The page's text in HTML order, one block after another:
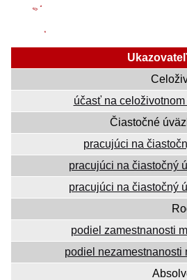
Ukazovateľ
účasť na
Čiastočné
pracujúci na
pracujúci na čiastočný
pracujúci na čiastočný
podiel zamestnanosti
podiel nezamestnanosti